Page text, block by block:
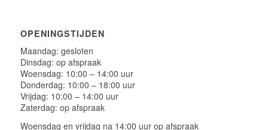
OPENINGSTIJDEN
Maandag: gesloten
Dinsdag: op afspraak
Woensdag: 10:00 – 14:00 uur
Donderdag: 10:00 – 18:00 uur
Vrijdag: 10:00 – 14:00 uur
Zaterdag: op afspraak
Woensdag en vrijdag na 14:00 uur op afspraak